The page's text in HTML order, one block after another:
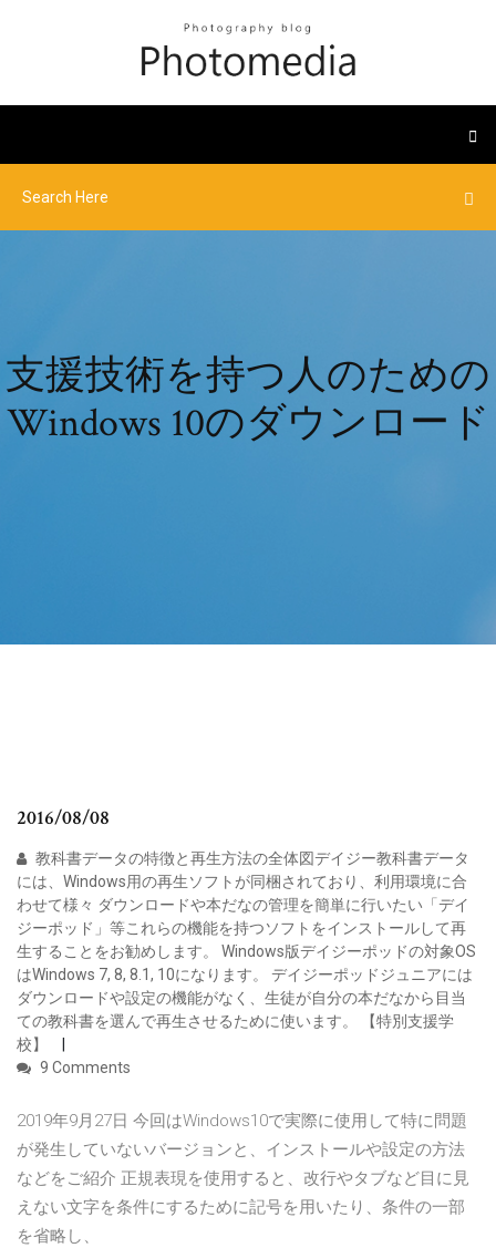
支援技術を持つ人のための
Windows 10のダウンロード
2016/08/08
教科書データの特徴と再生方法の全体図デイジー教科書データ
には、Windows用の再生ソフトが同梱されており、利用環境に合
わせて様々 ダウンロードや本だなの管理を簡単に行いたい「デイ
ジーポッド」等これらの機能を持つソフトをインストールして再
生することをお勧めします。 Windows版デイジーポッドの対象OS
はWindows 7, 8, 8.1, 10になります。 デイジーポッドジュニアには
ダウンロードや設定の機能がなく、生徒が自分の本だなから目当
ての教科書を選んで再生させるために使います。 【特別支援学
校】
9 Comments
2019年9月27日 今回はWindows10で実際に使用して特に問題
が発生していないバージョンと、インストールや設定の方法
などをご紹介 正規表現を使用すると、改行やタブなど目に見
えない文字を条件にするために記号を用いたり、条件の一部
を省略し、